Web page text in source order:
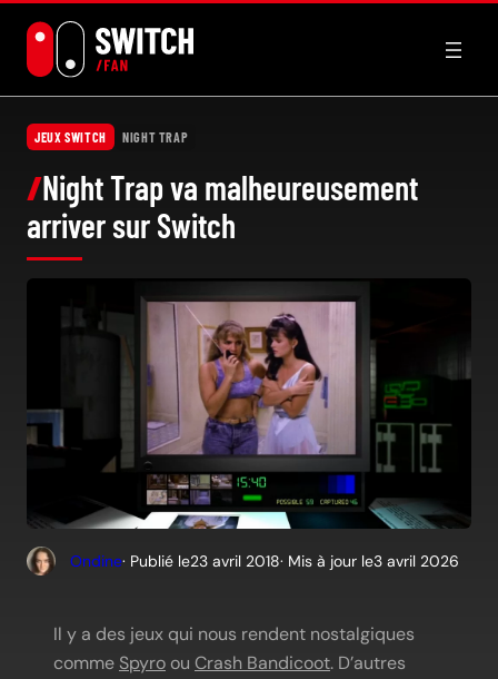
contenu
JEUX SWITCH NIGHT TRAP
Night Trap va malheureusement
arriver sur Switch
Ondine· Publié le23 avril 2018· Mis à jour le3 avril 2026
Il y a des jeux qui nous rendent nostalgiques
comme Spyro ou Crash Bandicoot. D’autres